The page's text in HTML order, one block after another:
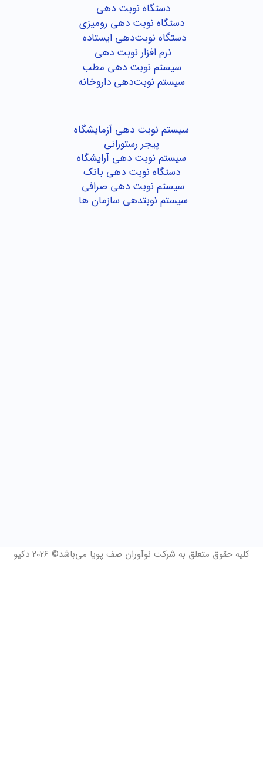
دستگاه نوبت دهی
دستگاه نوبت دهی رومیزی
دستگاه نوبت‌دهی ایستاده
نرم افزار نوبت دهی
سیستم نوبت دهی مطب
سیستم نوبت‌دهی داروخانه
سیستم نوبت دهی آزمایشگاه
پیجر رستورانی
سیستم نوبت دهی آرایشگاه
دستگاه نوبت دهی بانک
سیستم نوبت دهی صرافی
سیستم نوبتدهی سازمان ها
کلیه حقوق متعلق به شرکت نوآوران صف پویا می‌باشد© 2026 دکیو